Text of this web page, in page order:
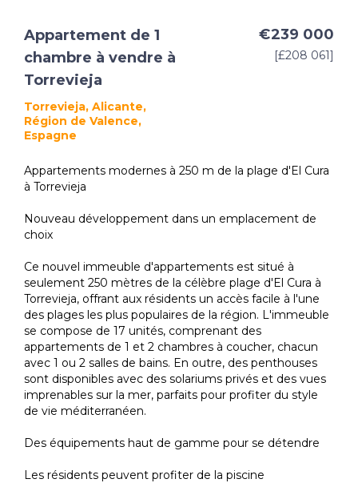
Appartement de 1
chambre à vendre à
Torrevieja
Torrevieja, Alicante,
Région de Valence,
Espagne
€239 000
[£208 061]
Appartements modernes à 250 m de la plage d'El Cura
à Torrevieja
Nouveau développement dans un emplacement de
choix
Ce nouvel immeuble d'appartements est situé à
seulement 250 mètres de la célèbre plage d'El Cura à
Torrevieja, offrant aux résidents un accès facile à l'une
des plages les plus populaires de la région. L'immeuble
se compose de 17 unités, comprenant des
appartements de 1 et 2 chambres à coucher, chacun
avec 1 ou 2 salles de bains. En outre, des penthouses
sont disponibles avec des solariums privés et des vues
imprenables sur la mer, parfaits pour profiter du style
de vie méditerranéen.
Des équipements haut de gamme pour se détendre
Les résidents peuvent profiter de la piscine